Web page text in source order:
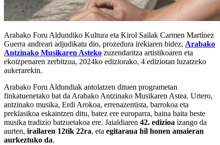
Arabako Foru Aldundiko Kultura eta Kirol Sailak Carmen Martínez
Guerra andreari adjudikatu dio, prozedura irekiaren bidez, Arabako
Antzinako Musikaren Asteko zuzendaritza artistikoaren eta
ekoizpenaren zerbitzua, 2024ko ediziorako, 4 ediziotan luzatzeko
aukerarekin.
Arabako Foru Aldundiak antolatzen dituen programetan
finkatuenetako bat da Arabako Antzinako Musikaren Astea. Urtero,
antzinako musika, Erdi Arokoa, errenazentista, barrokoa eta
preklasikoa eskaintzen ditu, batez ere europarra, baina baita beste
musika tradizio batzuetakoa ere. Jaialdiaren 42. edizioa izango da
aurten, irailaren 12tik 22ra, eta egitaraua hil honen amaieran
aurkeztuko da.